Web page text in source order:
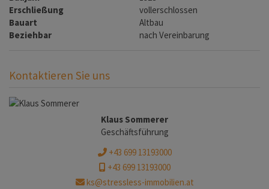
Erschließung
vollerschlossen
Bauart
Altbau
Beziehbar
nach Vereinbarung
Kontaktieren Sie uns
Klaus Sommerer
Geschäftsführung
+43 699 13193000
+43 699 13193000
ks@stressless-immobilien.at